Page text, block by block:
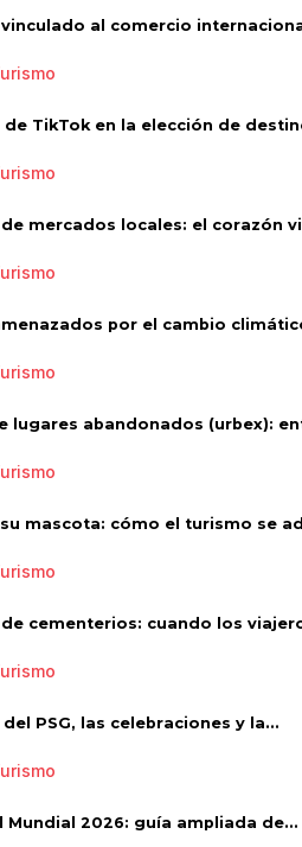
al comercio
de TikTok en la elección de
mercados locales: el corazón
por el cambio
lugares abandonados (urbex):
mascota: cómo el turismo se
cementerios: cuando los
PSG, las celebraciones y la...
Mundial 2026: guía ampliada de...